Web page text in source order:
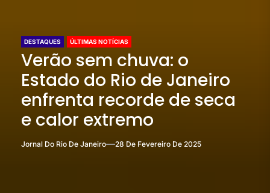
DESTAQUES ÚLTIMAS NOTÍCIAS
Verão sem chuva: o
Estado do Rio de Janeiro
enfrenta recorde de seca
e calor extremo
Jornal Do Rio De Janeiro 28 De Fevereiro De 2025